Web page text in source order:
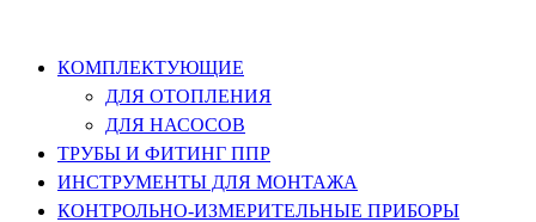
КОМПЛЕКТУЮЩИЕ
ДЛЯ ОТОПЛЕНИЯ
ДЛЯ НАСОСОВ
ТРУБЫ И ФИТИНГ ППР
ИНСТРУМЕНТЫ ДЛЯ МОНТАЖА
КОНТРОЛЬНО-ИЗМЕРИТЕЛЬНЫЕ ПРИБОРЫ